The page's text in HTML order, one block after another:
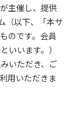
主催し、提供
（以下、「本サ
のです。会員
いいます。）
いただき、ご
用いただきま